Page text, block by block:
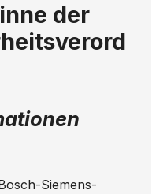
der
Siemens-